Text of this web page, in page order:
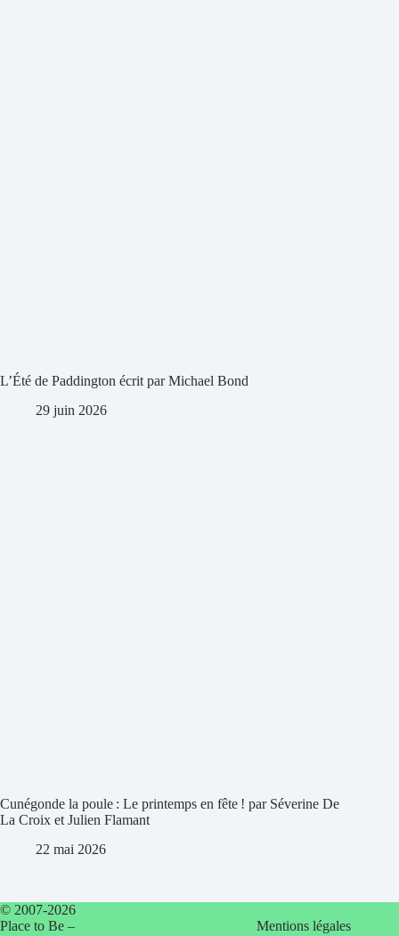
L’Été de Paddington écrit par Michael Bond
29 juin 2026
Cunégonde la poule : Le printemps en fête ! par Séverine De
La Croix et Julien Flamant
22 mai 2026
© 2007-2026
Place to Be –
Mentions légales